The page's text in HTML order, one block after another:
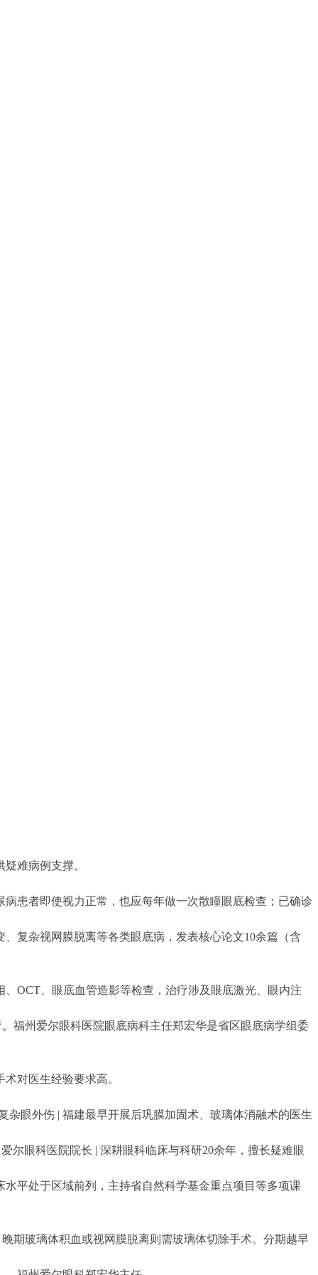
难病例支撑。
患者即使视力正常，也应每年做一次散瞳眼底检查；已确诊
复杂视网膜脱离等各类眼底病，发表核心论文10余篇（含
OCT、眼底血管造影等检查，治疗涉及眼底激光、眼内注
福州爱尔眼科医院眼底病科主任郑宏华是省区眼底病学组委
对医生经验要求高。
杂眼外伤 | 福建最早开展后巩膜加固术、玻璃体消融术的医生
尔眼科医院院长 | 深耕眼科临床与科研20余年，擅长疑难眼
平处于区域前列，主持省自然科学基金重点项目等多项课
期玻璃体积血或视网膜脱离则需玻璃体切除手术。分期越早